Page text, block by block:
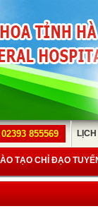
02393 855569
TẠO CHỈ ĐẠO